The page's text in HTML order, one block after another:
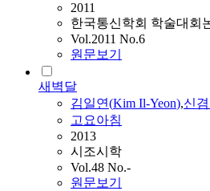
2011
한국통신학회 학술대회
Vol.2011 No.6
원문보기
새벽달
김일연(Kim Il-Yeon),신
고요아침
2013
시조시학
Vol.48 No.-
원문보기